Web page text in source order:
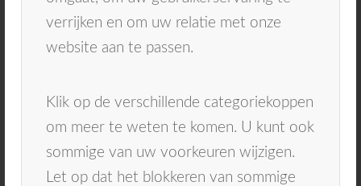
verrijken en om uw relatie met onze
website aan te passen.
Klik op de verschillende categoriekoppen
om meer te weten te komen. U kunt ook
sommige van uw voorkeuren wijzigen.
Let op dat het blokkeren van sommige
button hieronder, het contactformulier
op onzecontactpagina
info@kiesz.nl
. Ook kunt u via deze
wegen een afspraak inplannen. Bent u
nog geen patiënt bij ons? Schrijf u dan
in via het inschrijfformulier